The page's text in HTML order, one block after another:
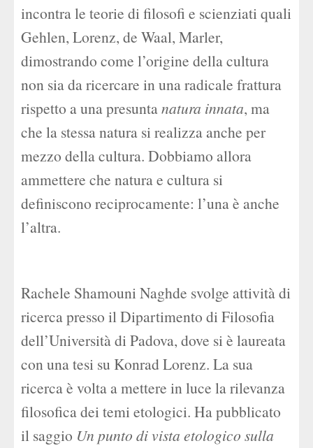
incontra le teorie di filosofi e scienziati quali
Gehlen, Lorenz, de Waal, Marler,
dimostrando come l’origine della cultura
non sia da ricercare in una radicale frattura
rispetto a una presuntanatura innata, ma
che la stessa natura si realizza anche per
mezzo della cultura. Dobbiamo allora
ammettere che natura e cultura si
definiscono reciprocamente: l’una è anche
l’altra.
Rachele Shamouni Naghde svolge attività di
ricerca presso il Dipartimento di Filosofia
dell’Università di Padova, dove si è laureata
con una tesi su Konrad Lorenz. La sua
ricerca è volta a mettere in luce la rilevanza
filosofica dei temi etologici. Ha pubblicato
il saggio Un punto di vista etologico sulla